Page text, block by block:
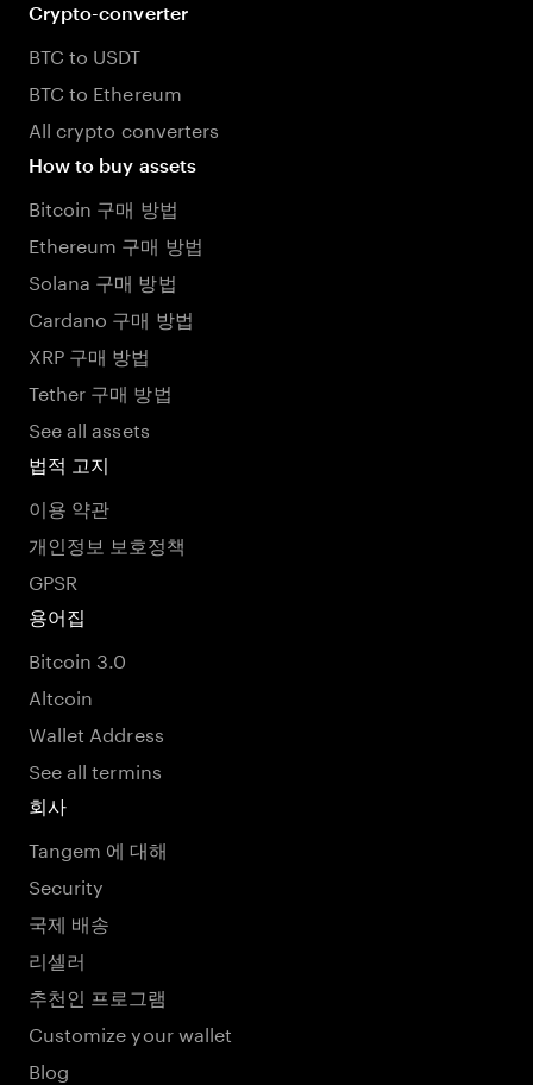
Crypto-converter
BTC to USDT
BTC to Ethereum
All crypto converters
How to buy assets
Bitcoin 구매 방법
Ethereum 구매 방법
Solana 구매 방법
Cardano 구매 방법
XRP 구매 방법
Tether 구매 방법
See all assets
법적 고지
이용 약관
개인정보 보호정책
GPSR
용어집
Bitcoin 3.0
Altcoin
Wallet Address
See all termins
회사
Tangem 에 대해
Security
국제 배송
리셀러
추천인 프로그램
Customize your wallet
Blog